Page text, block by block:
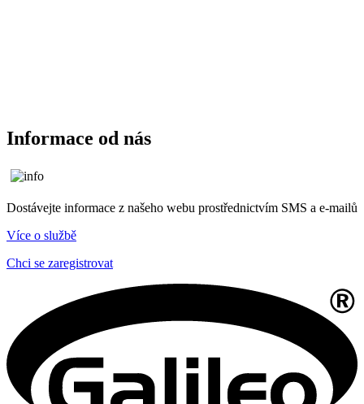
Informace od nás
Dostávejte informace z našeho webu prostřednictvím SMS a e-mailů
Více o službě
Chci se zaregistrovat